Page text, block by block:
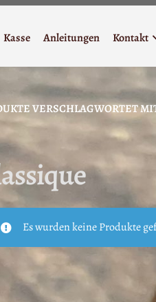
Kasse Anleitungen Kontakt
VERSCHLAGWORTET
Es wurden keine Produkte